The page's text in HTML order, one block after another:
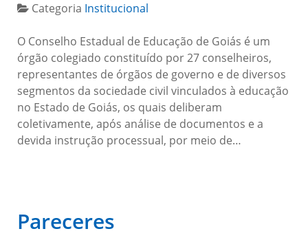
Categoria Institucional
O Conselho Estadual de Educação de Goiás é um
órgão colegiado constituído por 27 conselheiros,
representantes de órgãos de governo e de diversos
segmentos da sociedade civil vinculados à educação
no Estado de Goiás, os quais deliberam
coletivamente, após análise de documentos e a
devida instrução processual, por meio de…
Pareceres